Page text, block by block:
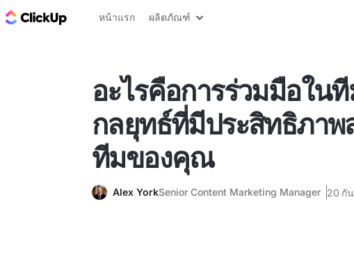
บล็อก ClickUp
หน้าแรก ผลิตภัณฑ์
อะไรคือการร่วมมือในที
กลยุทธ์ที่มีประสิทธิภาพ
ทีมของคุณ
Alex YorkSenior Content Marketing Manager 20 กั